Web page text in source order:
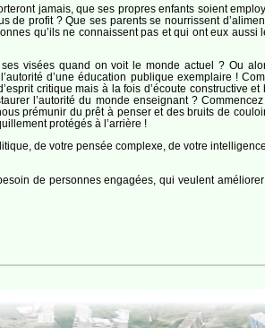
jamais, que ses propres enfants soient
de profit ? Que ses parents se nourrissent
qu’ils ne connaissent pas et qui ont eux aussi
visées quand on voit le monde actuel ? Ou
d’une éducation publique exemplaire !
critique mais à la fois d’écoute constructive et
l’autorité du monde enseignant ?
prémunir du prêt à penser et des bruits de
protégés à l’arrière !
de votre pensée complexe, de votre
de personnes engagées, qui veulent